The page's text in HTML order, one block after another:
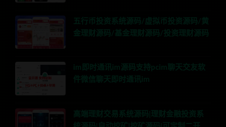
五行币投资系统源码/虚拟币投资源码/黄
金理财源码/基金理财源码/投资理财源码
im即时通讯im源码支持pcim聊天交友软
件微信聊天即时通讯im
高端理财交易系统源码|理财金融投资系